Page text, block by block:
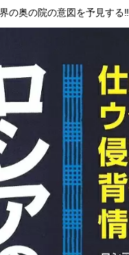
の奥の院の意図を予見する‼